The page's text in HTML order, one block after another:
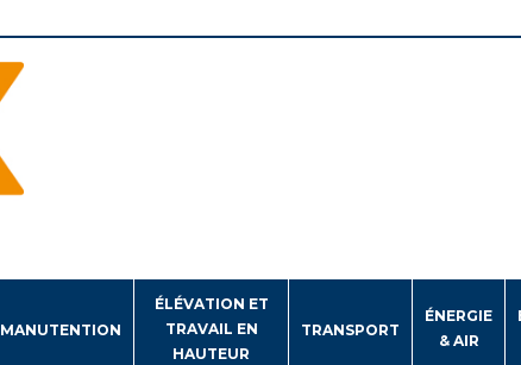
MANUTENTION
ÉLÉVATION ET
TRAVAIL EN
HAUTEUR
TRANSPORT
ÉNERGIE
& AIR